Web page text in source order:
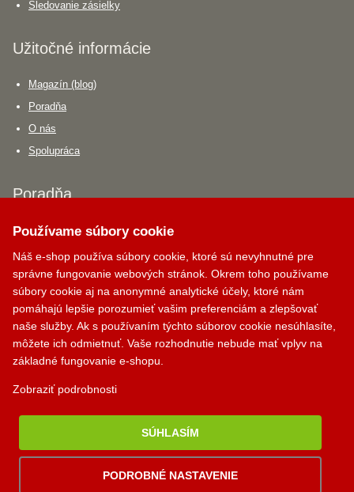
Sledovanie zásielky
Užitočné informácie
Magazín (blog)
Poradňa
O nás
Spolupráca
Poradňa
Akú krbovú vložku si vybrať?
Aký krbový ventilátor si vybrať?
Aký dymovod si vybrať?
Kontakty
okr. Ružomberok, 034 96
palomino@palomino.sk
Používame súbory cookie
Náš e-shop používa súbory cookie, ktoré sú nevyhnutné pre
správne fungovanie webových stránok. Okrem toho používame
súbory cookie aj na anonymné analytické účely, ktoré nám
pomáhajú lepšie porozumieť vašim preferenciám a zlepšovať
naše služby. Ak s používaním týchto súborov cookie nesúhlasíte,
môžete ich odmietnuť. Vaše rozhodnutie nebude mať vplyv na
základné fungovanie e-shopu.
Zobraziť podrobnosti
SÚHLASÍM
PODROBNÉ NASTAVENIE
Krbík
Inteligentný krbový asistent